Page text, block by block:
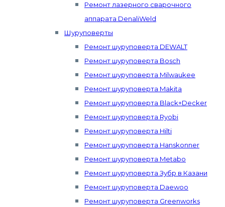
Ремонт лазерного сварочного
аппарата DenaliWeld
Шуруповерты
Ремонт шуруповерта DEWALT
Ремонт шуруповерта Bosch
Ремонт шуруповерта Milwaukee
Ремонт шуруповерта Makita
Ремонт шуруповерта Black+Decker
Ремонт шуруповерта Ryobi
Ремонт шуруповерта Hilti
Ремонт шуруповерта Hanskonner
Ремонт шуруповерта Metabo
Ремонт шуруповерта Зубр в Казани
Ремонт шуруповерта Daewoo
Ремонт шуруповерта Greenworks